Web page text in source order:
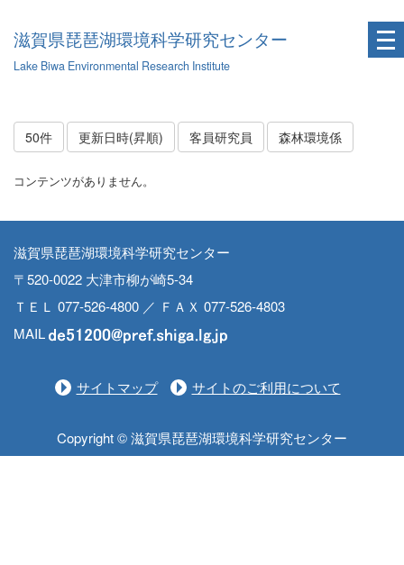
滋賀県琵琶湖環境科学研究センター
Lake Biwa Environmental Research Institute
50件 更新日時(昇順) 客員研究員 森林環境係
コンテンツがありません。
滋賀県琵琶湖環境科学研究センター
〒520-0022 大津市柳が崎5-34
ＴＥＬ 077-526-4800 ／ ＦＡＸ 077-526-4803
MAIL
サイトマップ サイトのご利用について
Copyright © 滋賀県琵琶湖環境科学研究センター